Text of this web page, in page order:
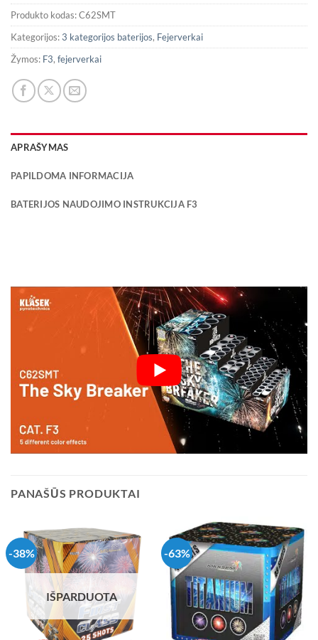
Produkto kodas:C62SMT
Kategorijos:3 kategorijos baterijos, Fejerverkai
Žymos: F3, fejerverkai
APRAŠYMAS
PAPILDOMA INFORMACIJA
BATERIJOS NAUDOJIMO INSTRUKCIJA F3
PANAŠŪS PRODUKTAI
-38%
IŠPARDUOTA
-63%